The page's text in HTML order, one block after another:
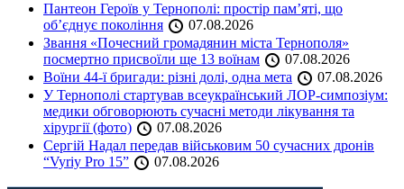
Пантеон Героїв у Тернополі: простір пам’яті, що
об’єднує покоління
07.08.2026
Звання «Почесний громадянин міста Тернополя»
посмертно присвоїли ще 13 воїнам
07.08.2026
Воїни 44-ї бригади: різні долі, одна мета
07.08.2026
У Тернополі стартував всеукраїнський ЛОР-симпозіум:
медики обговорюють сучасні методи лікування та
хірургії (фото)
07.08.2026
Сергій Надал передав військовим 50 сучасних дронів
“Vyriy Pro 15”
07.08.2026